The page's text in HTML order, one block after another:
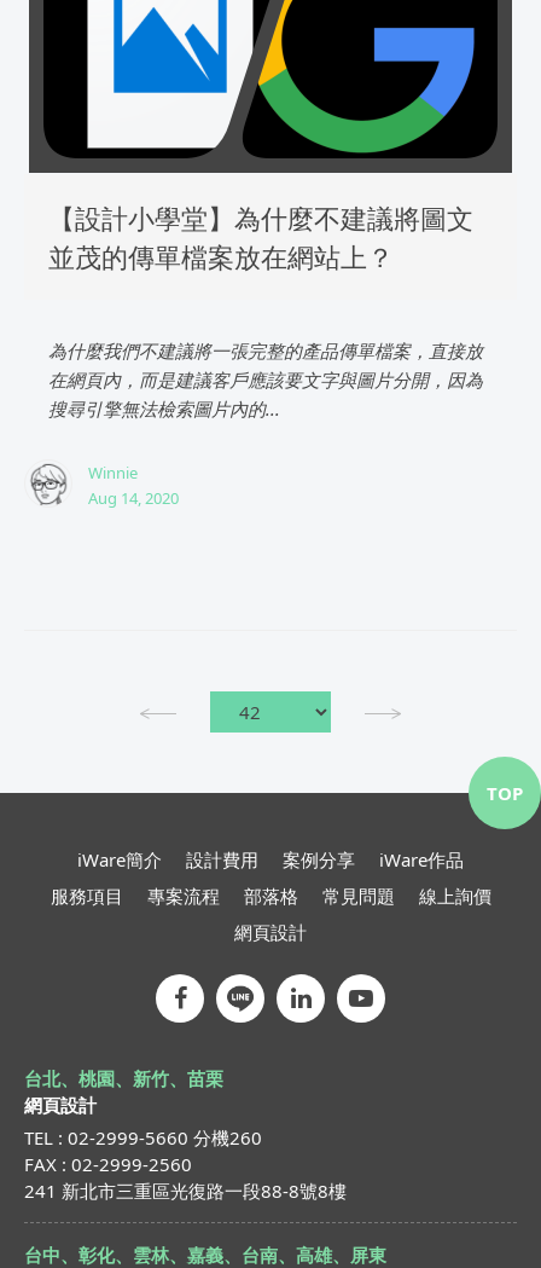
【設計小學堂】為什麼不建議將圖文
並茂的傳單檔案放在網站上？
為什麼我們不建議將一張完整的產品傳單檔案，直接放
在網頁內，而是建議客戶應該要文字與圖片分開，因為
搜尋引擎無法檢索圖片內的...
Winnie
Aug 14, 2020
iWare簡介 設計費用 案例分享
iWare作品
服務項目
專案流程 部落格 常見問題
線上詢價
網頁設計
台北、桃園、新竹、苗栗
網頁設計
TEL : 02-2999-5660 分機260
FAX : 02-2999-2560
241 新北市三重區光復路一段88-8號8樓
台中、彰化、雲林、嘉義、台南、高雄、屏東
TOP